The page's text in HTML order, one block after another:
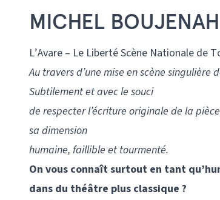
MICHEL
L’Avare – Le Liberté Scène Nationale de
Au travers d’une mise en scène
Subtilement et avec le souci
de respecter l’écriture originale de la
sa dimension
humaine, faillible et tourmenté.
On vous connaît surtout en tant
dans du théâtre plus classique ?